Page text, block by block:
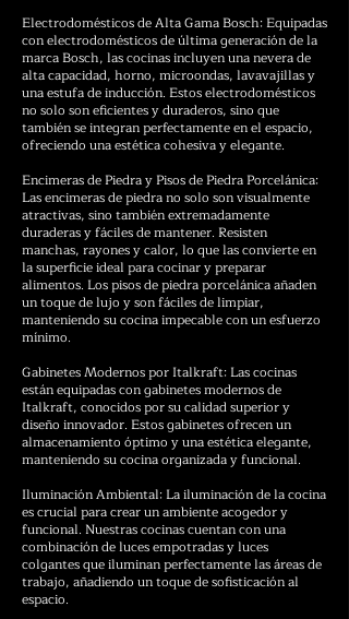
Electrodomésticos de Alta Gama Bosch: Equipadas
con electrodomésticos de última generación de la
marca Bosch, las cocinas incluyen una nevera de
alta capacidad, horno, microondas, lavavajillas y
una estufa de inducción. Estos electrodomésticos
no solo son eficientes y duraderos, sino que
también se integran perfectamente en el espacio,
ofreciendo una estética cohesiva y elegante.
Encimeras de Piedra y Pisos de Piedra Porcelánica:
Las encimeras de piedra no solo son visualmente
atractivas, sino también extremadamente
duraderas y fáciles de mantener. Resisten
manchas, rayones y calor, lo que las convierte en
la superficie ideal para cocinar y preparar
alimentos. Los pisos de piedra porcelánica añaden
un toque de lujo y son fáciles de limpiar,
manteniendo su cocina impecable con un esfuerzo
mínimo.
Gabinetes Modernos por Italkraft: Las cocinas
están equipadas con gabinetes modernos de
Italkraft, conocidos por su calidad superior y
diseño innovador. Estos gabinetes ofrecen un
almacenamiento óptimo y una estética elegante,
manteniendo su cocina organizada y funcional.
Iluminación Ambiental: La iluminación de la cocina
es crucial para crear un ambiente acogedor y
funcional. Nuestras cocinas cuentan con una
combinación de luces empotradas y luces
colgantes que iluminan perfectamente las áreas de
trabajo, añadiendo un toque de sofisticación al
espacio.